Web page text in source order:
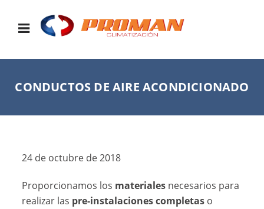
CONDUCTOS DE AIRE ACONDICIONADO
24 de octubre de 2018
Proporcionamos los materiales necesarios para
realizar las pre-instalaciones completas o